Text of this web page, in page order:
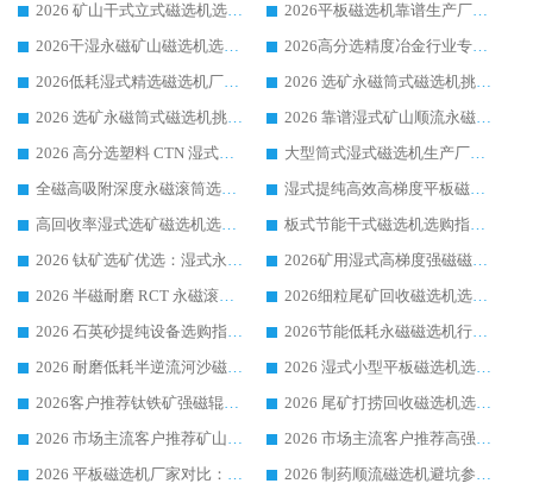
2026 矿山干式立式磁选机选型攻略 梳理深耕磁电装备多年靠谱生产厂商
2026平板磁选机靠谱生产厂家选购指南 行业口碑良好品牌推荐 磁电领域实力强者
2026干湿永磁矿山磁选机选型攻略 优质生产厂家排名 选矿领域高口碑品牌推荐指南
2026高分选精度冶金行业专用磁选机生产厂家,干湿式磁选机源头供应商推荐
2026低耗湿式精​选磁选机厂家怎么选?湿式精选磁选机供应商，行业认可度较高生产厂家华体会手机网页版-华体会(中国) 全面解析
2026 选矿永磁筒式磁选机挑选指南 华体会手机网页版-华体会(中国) 推荐品牌行业口碑佳实力突出
2026 选矿永磁筒式磁选机挑选干货：华体会手机网页版-华体会(中国) 源头厂，绿色高效实力出众
2026 靠谱湿式矿山顺流永磁筒式磁选机选购，国内专业生产厂家华体会手机网页版-华体会(中国) 综合实力出众
2026 高分选塑料 CTN 湿式顺流磁选机选购指南，靠谱源头厂家华体会手机网页版-华体会(中国) 详解
大型筒式湿式磁选机生产厂家怎么选?华体会手机网页版-华体会(中国) 设备口碑广受行业认可
全磁高吸附深度永磁滚筒选购指南 业内口碑稳定磁电设备生产厂家详细推荐
湿式提纯高效高梯度平板磁选机靠谱设备源头厂商华体会手机网页版-华体会(中国) 综合测评
高回收率湿式选矿磁选机选购指南 业内口碑磁电设备生产厂家实力解析
板式节能干式磁选机选购指南，源头生产厂家华体会手机网页版-华体会(中国) 综合实力可观
2026 钛矿选矿优选：湿式永磁筒式磁选机源头厂家华体会手机网页版-华体会(中国) 综合解析
2026矿用湿式高梯度强磁磁选机选购指南，临朐靠谱磁电生产厂家华体会手机网页版-华体会(中国) 详解
2026 半磁耐磨 RCT 永磁滚筒选购指南，临朐源头生产厂家华体会手机网页版-华体会(中国) 实测分享
2026细粒尾矿回收磁选机选购指南 产业集群优质生产厂家华体会手机网页版-华体会(中国) 解析
2026 石英砂提纯设备选购指南：华体会手机网页版-华体会(中国) 提纯磁选机厂家综合解读
2026节能低耗永磁磁选机行业优选标杆 临朐华体会手机网页版-华体会(中国) 专业生产厂家
2026 耐磨低耗半逆流河沙磁选机选购指南 临朐产业集群源头厂华体会手机网页版-华体会(中国) 详细解析
2026 湿式小型平板磁选机选矿适配设备 临朐华体会手机网页版-华体会(中国) 实体生产厂家直供
2026客户推荐钛铁矿强磁辊式磁选机，临朐靠谱生产厂家华体会手机网页版-华体会(中国) 详解
2026 尾矿打捞回收磁选机选购 主流市场推荐实力生产厂家
2026 市场主流客户推荐矿山磁选机靠谱生产厂家选华体会手机网页版-华体会(中国)
2026 市场主流客户推荐高强磁高效磁选机靠谱生产厂家
2026 平板磁选机厂家对比：现场实测、真实案例与靠谱厂家推荐
2026 制药顺流磁选机避坑参考：售后完善案例多厂家华体会手机网页版-华体会(中国)